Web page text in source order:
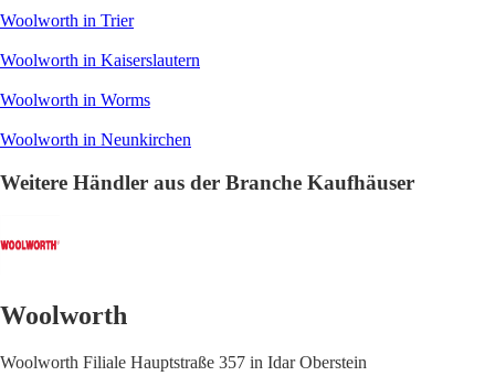
Woolworth in Trier
Woolworth in Kaiserslautern
Woolworth in Worms
Woolworth in Neunkirchen
Weitere Händler aus der Branche Kaufhäuser
Woolworth
Woolworth Filiale Hauptstraße 357 in Idar Oberstein